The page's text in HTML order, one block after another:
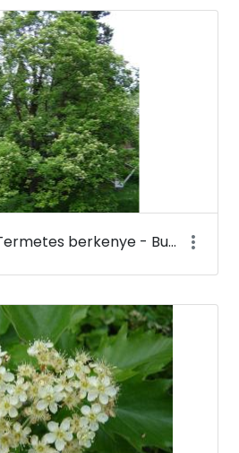
Sorbus degenii - Termetes berkenye - Budai Arborétum